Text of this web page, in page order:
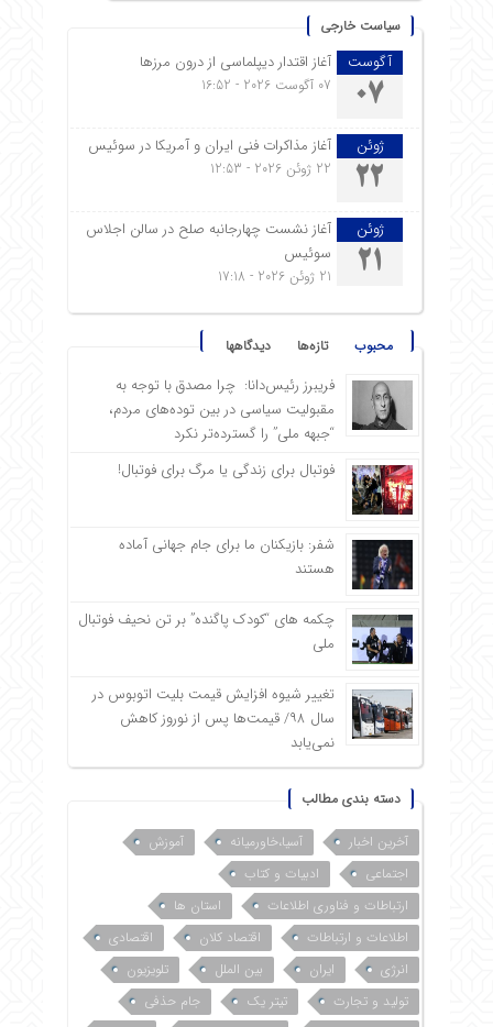
سیاست خارجی
آگوست
07
آغاز اقتدار دیپلماسی از درون مرزها
07 آگوست 2026 - 16:52
ژوئن
22
آغاز مذاکرات فنی ایران و آمریکا در سوئیس
22 ژوئن 2026 - 12:53
ژوئن
21
آغاز نشست چهارجانبه صلح در سالن اجلاس
سوئیس
21 ژوئن 2026 - 17:18
محبوب تازه‌ها دیدگاهها
فریبرز رئیس‌دانا: چرا مصدق با توجه به
مقبولیت سیاسی در بین توده‌های مردم،
“جبهه ملی” را گسترده‌تر نکرد
فوتبال برای زندگی یا مرگ برای فوتبال!
شفر: بازیکنان ما برای جام جهانی آماده
هستند
چکمه های “کودک پاگنده” بر تن نحیف فوتبال
ملی
تغییر شیوه افزایش قیمت بلیت اتوبوس در
سال ۹۸/ قیمت‌ها پس از نوروز کاهش
نمی‌یابد
دسته بندی مطالب
آخرین اخبار آسیا،خاورمیانه
آموزش
اجتماعی
ادبیات و کتاب
ارتباطات و فناوری اطلاعات
استان ها
اطلاعات و ارتباطات
اقتصاد کلان
اقتصادی
انرژی
ایران بین الملل
تلویزیون
تولید و تجارت
تیتر یک
جام حذفی